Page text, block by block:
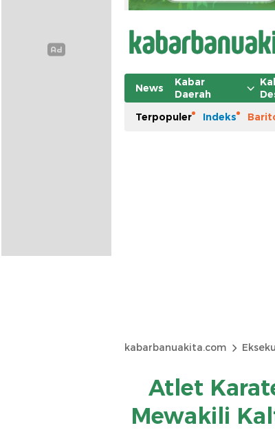
News
Kabar
Daerah
Terpopuler Indeks
kabarbanuakita.com
Atlet
Mewakili